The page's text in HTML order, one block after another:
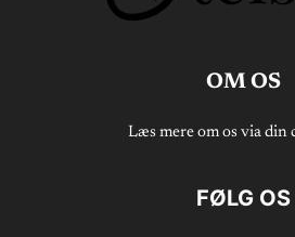
OM OS
Læs mere om os via din
FØLG OS